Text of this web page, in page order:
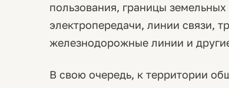
пользования, границы
электропередачи, линии связи,
железнодорожные линии и
В свою очередь, к территории